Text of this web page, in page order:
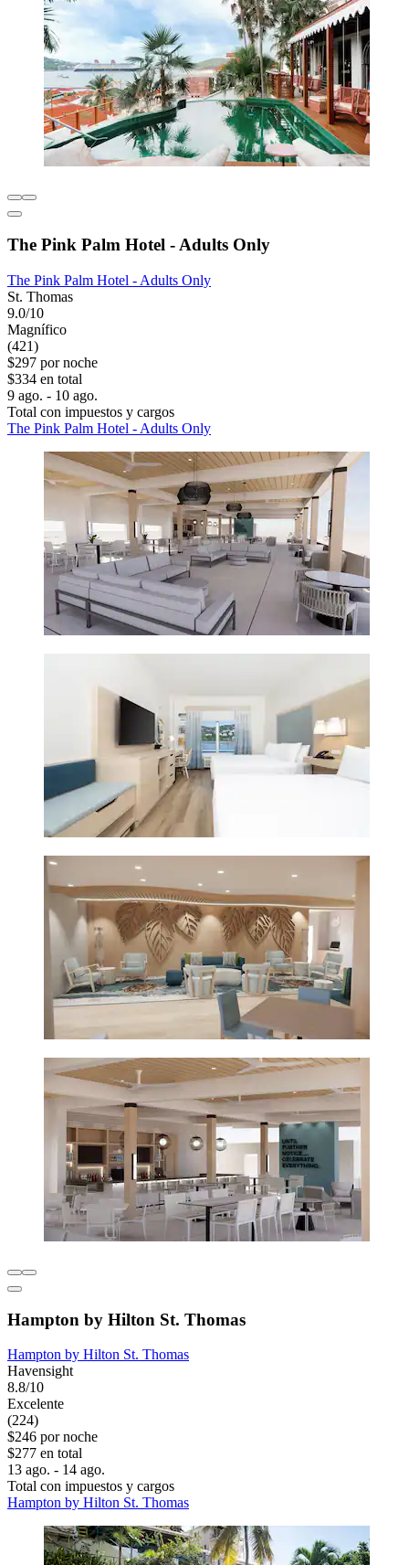
The Pink Palm Hotel - Adults Only
The Pink Palm Hotel - Adults Only
St. Thomas
9.0/10
Magnífico
(421)
$297 por noche
$334 en total
9 ago. - 10 ago.
Total con impuestos y cargos
The Pink Palm Hotel - Adults Only
Hampton by Hilton St. Thomas
Hampton by Hilton St. Thomas
Havensight
8.8/10
Excelente
(224)
$246 por noche
$277 en total
13 ago. - 14 ago.
Total con impuestos y cargos
Hampton by Hilton St. Thomas